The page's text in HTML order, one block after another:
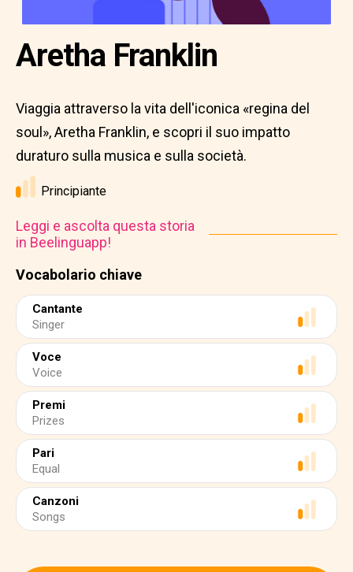
Vocabolario chiave
Cantante
Singer
Voce
Voice
Premi
Prizes
Pari
Equal
Canzoni
Songs
Aretha Franklin
Viaggia attraverso la vita dell'iconica «regina del
soul», Aretha Franklin, e scopri il suo impatto
duraturo sulla musica e sulla società.
Principiante
Leggi e ascolta questa storia
in Beelinguapp!